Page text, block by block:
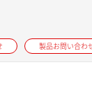
製品お問い合わ